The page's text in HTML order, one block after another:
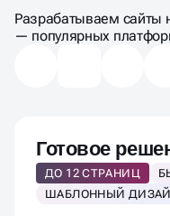
САЙТА ПОД
Разрабатываем сайты
— популярных
Готовое
ДО 12 СТРАНИЦ
ШАБЛОННЫЙ